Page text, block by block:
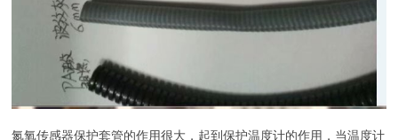
氮氧传感器保护套管的作用很大，起到保护温度计的作用，当温度计